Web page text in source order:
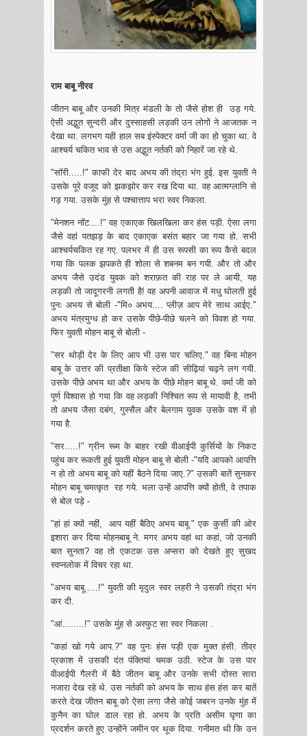
राम बाबू नीरव
जीतन बाबू और उनकी मित्र मंडली के तो जैसे होश ही उड़ गये.
ऐसी अद्भुत सुन्दरी और दुस्साहसी लड़की उन लोगों ने आजतक न
देखा था. लगभग यही हाल सब इंस्पेक्टर वर्मा जी का हो चुका था. वे
आश्चर्य चकित भाव से उस अद्भुत नर्तकी को निहारें जा रहे थे.
"सॉरी.....!" काफी देर बाद अभय की तंद्रा भंग हुई. इस युवती ने
उसके पूरे वजूद को झकझोर कर रख दिया था. वह आत्मग्लानि से
गड़ गया. उसके मुंह से पश्चात्ताप भरा स्वर निकला.
"मेनशन नॉट....!" वह एकाएक खिलखिला कर हंस पड़ी. ऐसा लगा
जैसे वहां पतझड़ के बाद एकाएक बसंत बहार जा गया हो. सभी
आश्चर्यचकित रह गए. पलभर में ही उस रूपसी का रूप कैसे बदल
गया कि पलक झपकते ही शोला से शबनम बन गयी. और तो और
अभय जैसे उदंड युवक को शराफ़त की राह पर ले आयी, यह
लड़की तो जादूगरनी लगती है! वह अपनी आवाज में मधु घोलती हुई
पुनः अभय से बोली -"मि० अभय.... प्लीज़ आप मेरे साथ आईए."
अभय मंत्रमुग्ध हो कर उसके पीछे-पीछे चलने को विवश हो गया.
फिर युवती मोहन बाबू से बोली -
"सर थोड़ी देर के लिए आप भी उस पार चलिए." वह बिना मोहन
बाबू के उत्तर की प्रतीक्षा किये स्टेज की सीढ़ियां चढ़ने लग गयी.
उसके पीछे अभय था और अभय के पीछे मोहन बाबू थे. वर्मा जी को
पूर्ण विश्वास हो गया कि वह लड़की निश्चित रूप से मायावी है, तभी
तो अभय जैसा दबंग, गुस्सैल और बेलगाम युवक उसके वश में हो
गया है.
"सर.....!" ग्रीन रूम के बाहर रखी वीआईपी कुर्सियों के निकट
पहुंच कर रूकती हुई युवती मोहन बाबू से बोली -"यदि आपको आपत्ति
न हो तो अभय बाबू को यहीं बैठने दिया जाए.?" उसकी बातें सुनकर
मोहन बाबू चमत्कृत रह गये. भला उन्हें आपत्ति क्यों होती, वे तपाक
से बोल पड़े -
"हां हां क्यों नहीं, आप यहीं बैठिए अभय बाबू." एक कुर्सी की ओर
इशारा कर दिया मोहनबाबू ने. मगर अभय वहां था कहां, जो उनकी
बात सुनता? वह तो एकटक उस अप्सरा को देखते हुए सुखद
स्वप्नलोक में विचर रहा था.
"अभय बाबू.....!" युवती की मृदुल स्वर लहरी ने उसकी तंद्रा भंग
कर दी.
"आं........!" उसके मुंह से अस्फुट सा स्वर निकला ‌.
"कहां खो गये आप.?" वह पुनः हंस पड़ी ‍एक मुक्त हंसी. तीव्र
प्रकाश में उसकी दंत पंक्तियां चमक उठी. स्टेज के उस पार
वीआईपी गैलरी में बैठे जीतन बाबू और उनके सभी दोस्त सारा
नजारा देख रहे थे. उस नर्तकी को अभय के साथ हंस हंस कर बातें
करते देख जीतन बाबू को ऐसा लगा जैसे कोई जबरन उनके मुंह में
कुनैन का घोल डाल रहा हो. अभय के प्रति असीम घृणा का
प्रदर्शन करते हुए उन्होंने जमीन पर थूक दिया. गनीमत थी कि उन